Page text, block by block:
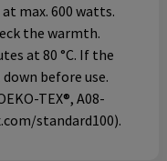
max. 600 watts.
the warmth.
at 80 °C. If the
before use.
TEX®, A08-
standard100).